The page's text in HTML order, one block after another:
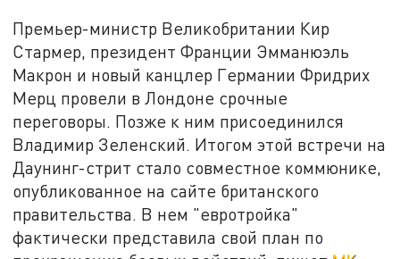
Премьер-министр Великобритании Кир
Стармер, президент Франции Эмманюэль
Макрон и новый канцлер Германии Фридрих
Мерц провели в Лондоне срочные
переговоры. Позже к ним присоединился
Владимир Зеленский. Итогом этой встречи на
Даунинг-стрит стало совместное коммюнике,
опубликованное на сайте британского
правительства. В нем "евротройка"
фактически представила свой план по